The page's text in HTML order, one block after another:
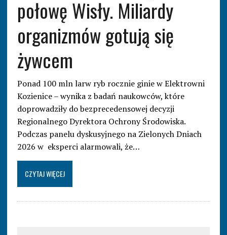
połowę Wisły. Miliardy
organizmów gotują się
żywcem
Ponad 100 mln larw ryb rocznie ginie w Elektrowni
Kozienice – wynika z badań naukowców, które
doprowadziły do bezprecedensowej decyzji
Regionalnego Dyrektora Ochrony Środowiska.
Podczas panelu dyskusyjnego na Zielonych Dniach
2026 w eksperci alarmowali, że…
CZYTAJ WIĘCEJ